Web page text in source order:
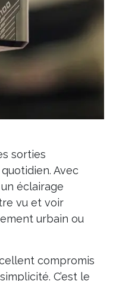
sorties
Avec
éclairage
vu et voir
urbain ou
compromis
C’est le